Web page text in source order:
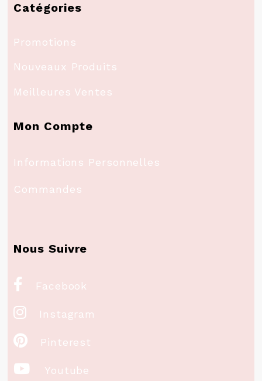
Catégories
Promotions
Nouveaux Produits
Meilleures Ventes
Mon Compte
Informations Personnelles
Commandes
Nous Suivre
 Facebook
 Instagram
 Pinterest
 Youtube